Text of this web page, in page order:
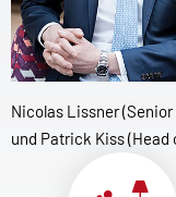
Nicolas Lissner
und Patrick Kiss